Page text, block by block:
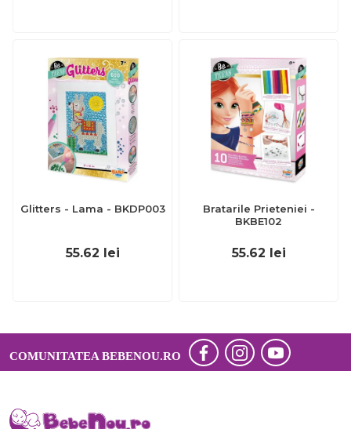
Glitters - Lama - BKDP003
55.62 lei
Bratarile Prieteniei -
BKBE102
55.62 lei
COMUNITATEA BEBENOU.RO